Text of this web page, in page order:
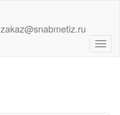
zakaz@snabmetiz.ru